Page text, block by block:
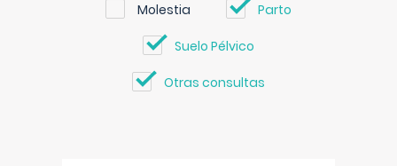
Molestia Parto
Suelo Pélvico
Otras consultas